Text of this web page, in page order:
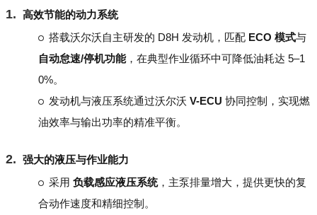
高效节能的动力系统
搭载沃尔沃自主研发的 D8H 发动机，匹配 ECO 模式与
自动怠速/停机功能，在典型作业循环中可降低油耗达 5–1
0%。
发动机与液压系统通过沃尔沃 V-ECU 协同控制，实现燃
油效率与输出功率的精准平衡。
强大的液压与作业能力
采用 负载感应液压系统，主泵排量增大，提供更快的复
合动作速度和精细控制。